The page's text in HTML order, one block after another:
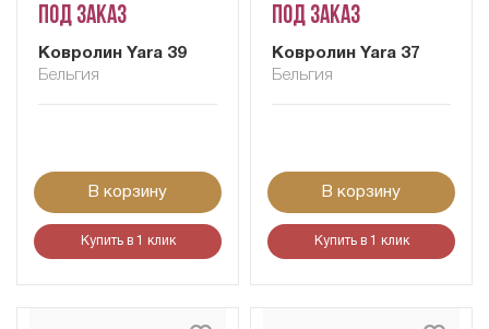
Под заказ
Ковролин Yara 39
Бельгия
В корзину
Купить в 1 клик
Под заказ
Ковролин Yara 37
Бельгия
В корзину
Купить в 1 клик